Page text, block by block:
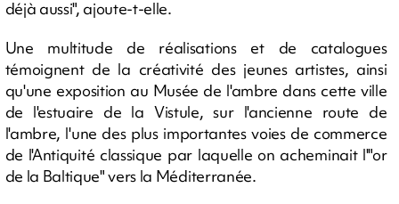
déjà aussi", ajoute-t-elle.
Une multitude de réalisations et de catalogues
témoignent de la créativité des jeunes artistes, ainsi
qu'une exposition au Musée de l'ambre dans cette ville
de l'estuaire de la Vistule, sur l'ancienne route de
l'ambre, l'une des plus importantes voies de commerce
de l'Antiquité classique par laquelle on acheminait l'"or
de la Baltique" vers la Méditerranée.